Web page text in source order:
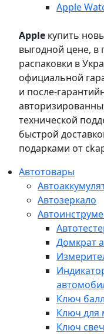
Apple
Apple купить
выгодной цене, в
распаковки в
официальной
и после-
технической
быстрой
подарками от
Автотовары
Автозеркало
Домкрат
Ключ
Ключ для
Ключ